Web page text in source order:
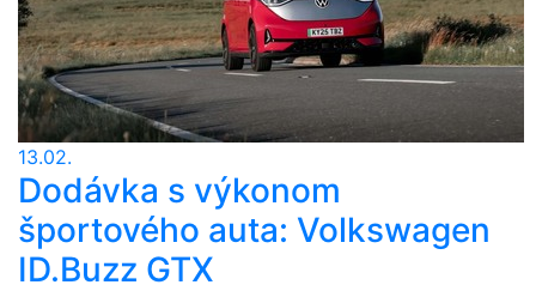
13.02.
Dodávka s výkonom
športového auta: Volkswagen
ID.Buzz GTX